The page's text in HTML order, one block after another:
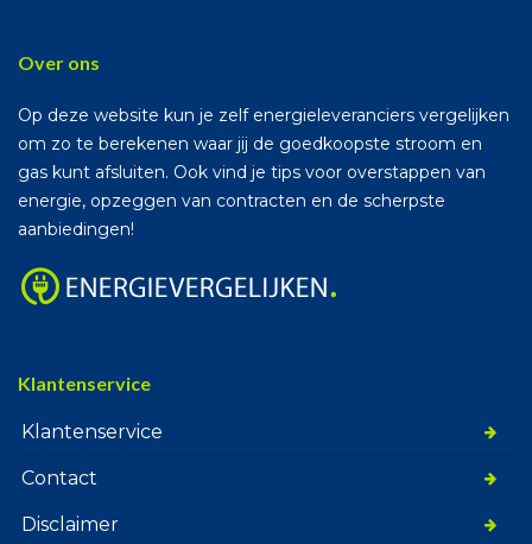
Over ons
Op deze website kun je zelf energieleveranciers vergelijken
om zo te berekenen waar jij de goedkoopste stroom en
gas kunt afsluiten. Ook vind je tips voor overstappen van
energie, opzeggen van contracten en de scherpste
aanbiedingen!
Klantenservice
Klantenservice
Contact
Disclaimer